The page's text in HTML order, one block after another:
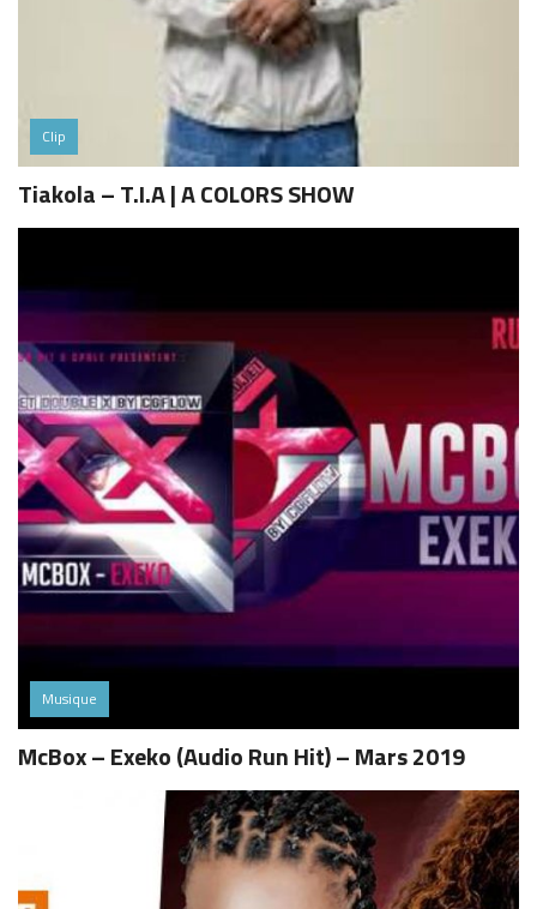
Clip
Tiakola – T.I.A | A COLORS SHOW
Musique
McBox – Exeko (Audio Run Hit) – Mars 2019